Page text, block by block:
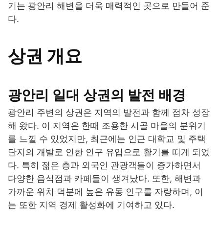
기는 광안리 해변을 더욱 매력적인 곳으로 만들어 준
다.
상권 개요
광안리 일대 상권의 발전 배경
광안리 주변의 상권은 지역의 발전과 함께 점차 성장
해 왔다. 이 지역은 한때 조용한 시골 마을의 분위기
를 느낄 수 있었지만, 최근에는 인근 대학교 및 주택
단지의 개발로 인한 인구 유입으로 활기를 띠게 되었
다. 특히 젊은 층과 외국인 관광객들이 증가하면서
다양한 음식점과 카페들이 생겨났다. 또한, 해변과
가까운 위치 덕분에 높은 유동 인구를 자랑하며, 이
는 또한 지역 경제 활성화에 기여하고 있다.